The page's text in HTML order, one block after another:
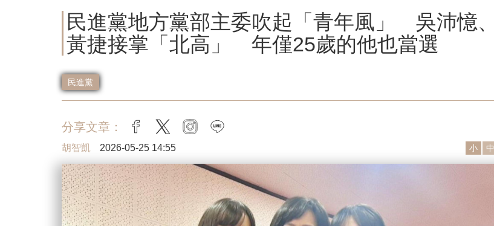
民進黨地方黨部主委吹起「青年風」 吳沛憶、
黃捷接掌「北高」 年僅25歲的他也當選
民進黨
分享文章： facebook
twitter instagram
胡智凱 2026-05-25 14:55 小 中